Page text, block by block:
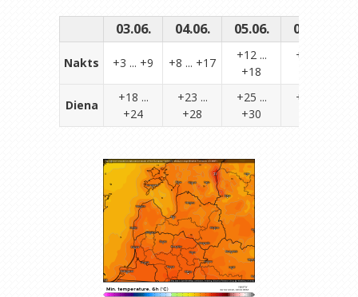
03.06. 04.06. 05.06. 06.06.
Nakts +3 ... +9 +8 ... +17
+12 ...
+18
+15 ...
Diena
+18 ...
+24
+23 ...
+28
+25 ...
+30
+26 ...